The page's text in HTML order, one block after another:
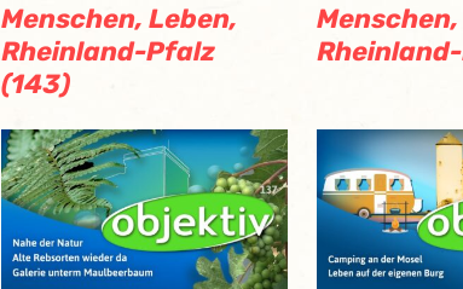
Menschen, Leben,
Rheinland-Pfalz
(143)